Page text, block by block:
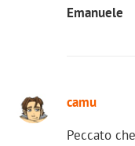
Emanuele
camu
Peccato